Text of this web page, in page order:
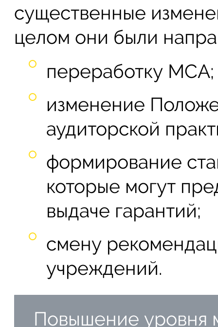
существенные
целом они были
переработку МСА;
изменение
аудиторской
формирование
которые могут
выдаче гарантий;
смену
учреждений.
Повышение уровня